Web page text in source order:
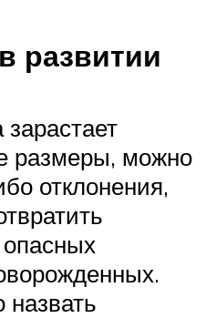
развитии
зарастает
размеры, можно
отклонения,